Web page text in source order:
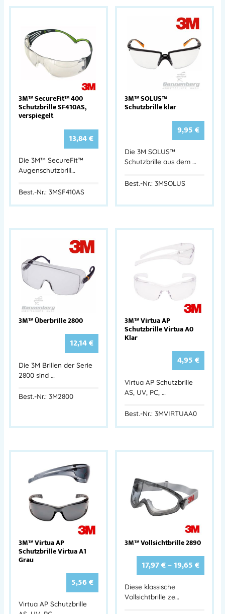
3M™ SecureFit™ 400
Schutzbrille SF410AS,
verspiegelt
13,84€
Die 3M™ SecureFit™
Augenschutzbrill…
Best.-Nr.: 3MSF410AS
3M™ SOLUS™
Schutzbrille klar
9,95€
Die 3M SOLUS™
Schutzbrille aus dem …
Best.-Nr.: 3MSOLUS
3M™ Überbrille 2800
12,14€
Die 3M Brillen der Serie
2800 sind …
Best.-Nr.: 3M2800
3M™ Virtua AP
Schutzbrille Virtua A0
Klar
4,95€
Virtua AP Schutzbrille
AS, UV, PC, …
Best.-Nr.: 3MVIRTUAA0
3M™ Virtua AP
Schutzbrille Virtua A1
Grau
5,56€
Virtua AP Schutzbrille
3M™ Vollsichtbrille 2890
17,97€–19,65€
Diese klassische
Vollsichtbrille ze…